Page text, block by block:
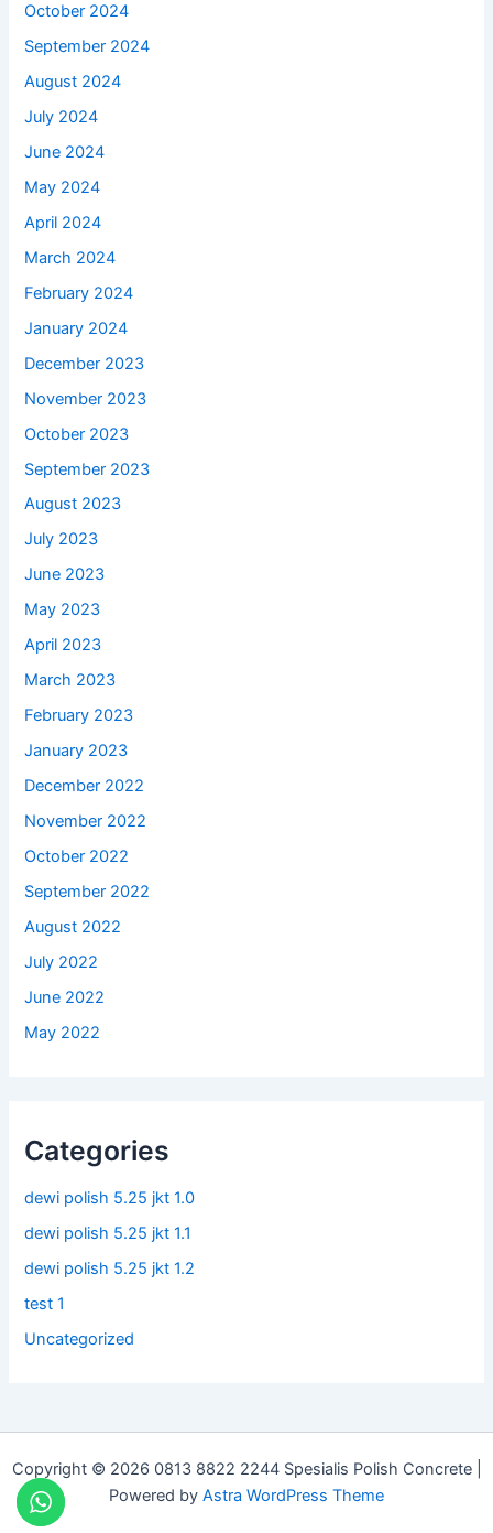
October 2024
September 2024
August 2024
July 2024
June 2024
May 2024
April 2024
March 2024
February 2024
January 2024
December 2023
November 2023
October 2023
September 2023
August 2023
July 2023
June 2023
May 2023
April 2023
March 2023
February 2023
January 2023
December 2022
November 2022
October 2022
September 2022
August 2022
July 2022
June 2022
May 2022
Categories
dewi polish 5.25 jkt 1.0
dewi polish 5.25 jkt 1.1
dewi polish 5.25 jkt 1.2
test 1
Uncategorized
Copyright © 2026 0813 8822 2244 Spesialis Polish Concrete |
Powered by Astra WordPress Theme